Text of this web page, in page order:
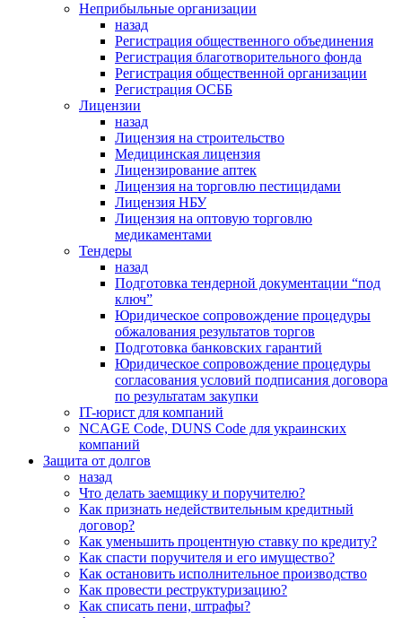
Неприбыльные организации
назад
Регистрация общественного объединения
Регистрация благотворительного фонда
Регистрация общественной организации
Регистрация ОСББ
Лицензии
назад
Лицензия на строительство
Медицинская лицензия
Лицензирование аптек
Лицензия на торговлю пестицидами
Лицензия НБУ
Лицензия на оптовую торговлю
медикаментами
Тендеры
назад
Подготовка тендерной документации “под
ключ”
Юридическое сопровождение процедуры
обжалования результатов торгов
Подготовка банковских гарантий
Юридическое сопровождение процедуры
согласования условий подписания договора
по результатам закупки
IT-юрист для компаний
NCAGE Code, DUNS Code для украинских
компаний
Защита от долгов
назад
Что делать заемщику и поручителю?
Как признать недействительным кредитный
договор?
Как уменьшить процентную ставку по кредиту?
Как спасти поручителя и его имущество?
Как остановить исполнительное производство
Как провести реструктуризацию?
Как списать пени, штрафы?